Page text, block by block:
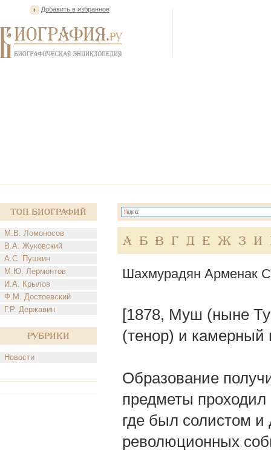
Добавить в избранное
Топ Биографий
М.В. Ломоносов
В.А. Жуковский
А.С. Пушкин
М.Ю. Лермонтов
И.А. Крылов
Ф.М. Достоевский
Г.Р. Державин
Рубрики
Новости
А Б В Г Д Е Ж З И
Шахмурадян Арменак
[1878, Муш (ныне
(тенор) и камерный
Образование
предметы
где был солистом
революционных